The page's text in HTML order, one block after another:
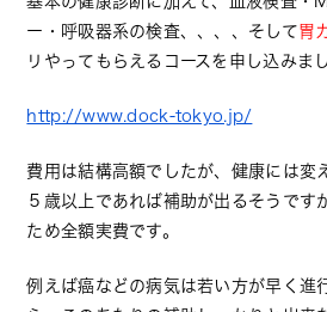
ー・呼吸器系の検査、、、、そして胃
リやってもらえるコースを申し込みま
http://www.dock-tokyo.jp/
費用は結構高額でしたが、健康には変
５歳以上であれば補助が出るそうです
ため全額実費です。
例えば癌などの病気は若い方が早く進